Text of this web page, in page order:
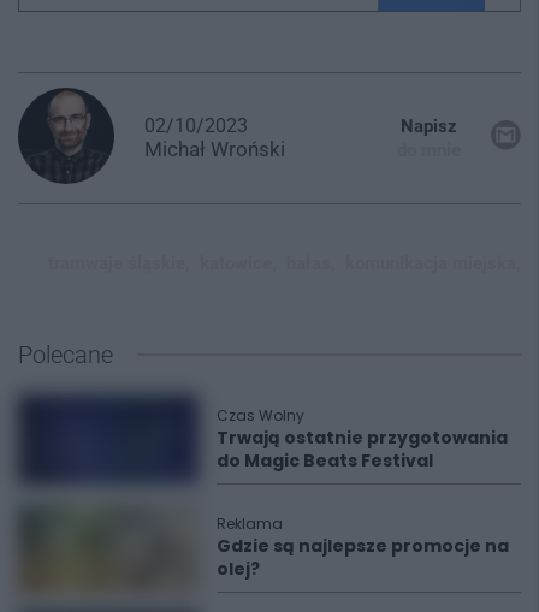
02/10/2023
Michał Wroński
Napisz
Polecane
Czas Wolny
Trwają ostatnie przygotowania
do Magic Beats Festival
Reklama
Gdzie są najlepsze promocje na
olej?